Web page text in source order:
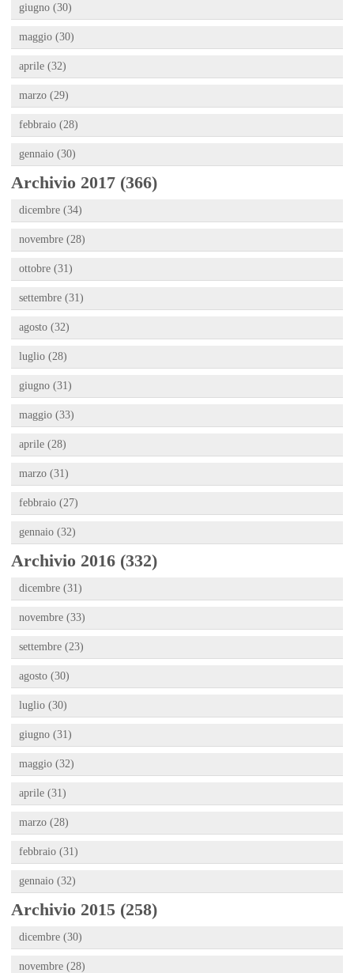
giugno (30)
maggio (30)
aprile (32)
marzo (29)
febbraio (28)
gennaio (30)
Archivio 2017 (366)
dicembre (34)
novembre (28)
ottobre (31)
settembre (31)
agosto (32)
luglio (28)
giugno (31)
maggio (33)
aprile (28)
marzo (31)
febbraio (27)
gennaio (32)
Archivio 2016 (332)
dicembre (31)
novembre (33)
settembre (23)
agosto (30)
luglio (30)
giugno (31)
maggio (32)
aprile (31)
marzo (28)
febbraio (31)
gennaio (32)
Archivio 2015 (258)
dicembre (30)
novembre (28)